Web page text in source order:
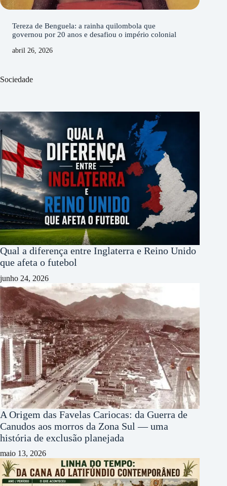
Tereza de Benguela: a rainha quilombola que
governou por 20 anos e desafiou o império colonial
abril 26, 2026
Sociedade
Qual a diferença entre Inglaterra e Reino Unido
que afeta o futebol
junho 24, 2026
A Origem das Favelas Cariocas: da Guerra de
Canudos aos morros da Zona Sul — uma
história de exclusão planejada
maio 13, 2026